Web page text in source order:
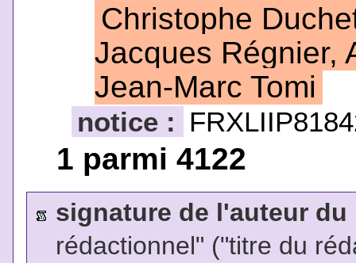
Christophe
Jacques Régnier,
Jean-Marc Tomi
notice :
1 parmi 4122
signature de l'auteur
rédactionnel" ("titre du